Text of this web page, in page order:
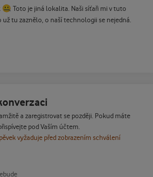
🤐 Toto je jiná lokalita. Naši síťaři mi v tuto
tu zaznělo, o naší technologii se nejedná.
a zaregistrovat se později. Pokud máte
pod Vaším účtem.
vyžaduje před zobrazením schválení